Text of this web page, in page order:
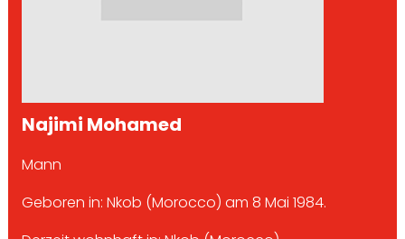
Najimi Mohamed
Mann
Geboren in: Nkob (Morocco) am 8 Mai 1984.